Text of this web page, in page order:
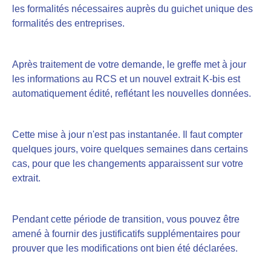
les formalités nécessaires auprès du guichet unique des
formalités des entreprises.
Après traitement de votre demande, le greffe met à jour
les informations au RCS et un nouvel extrait K-bis est
automatiquement édité, reflétant les nouvelles données.
Cette mise à jour n'est pas instantanée. Il faut compter
quelques jours, voire quelques semaines dans certains
cas, pour que les changements apparaissent sur votre
extrait.
Pendant cette période de transition, vous pouvez être
amené à fournir des justificatifs supplémentaires pour
prouver que les modifications ont bien été déclarées.